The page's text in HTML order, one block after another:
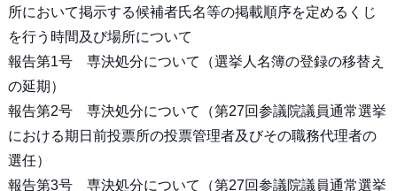
所において掲示する候補者氏名等の掲載順序を定めるくじ
を行う時間及び場所について
報告第1号 専決処分について（選挙人名簿の登録の移替え
の延期）
報告第2号 専決処分について（第27回参議院議員通常選挙
における期日前投票所の投票管理者及びその職務代理者の
選任）
報告第3号 専決処分について（第27回参議院議員通常選挙